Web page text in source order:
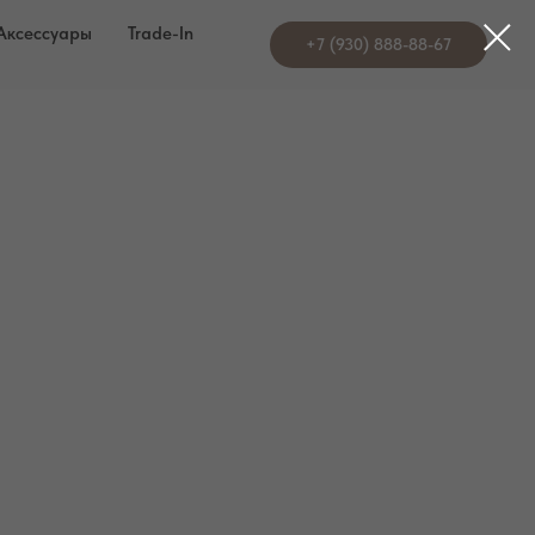
Trade-In
+7 (930) 888-88-67